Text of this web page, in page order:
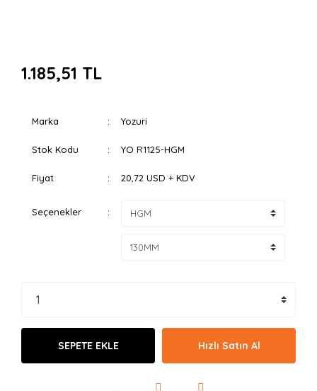
1.185,51 TL
Marka Yozuri
Stok Kodu YO R1125-HGM
Fiyat 20,72 USD + KDV
Seçenekler
SEPETE EKLE Hızlı Satın Al